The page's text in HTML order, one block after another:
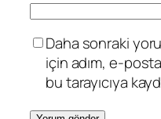
Daha sonraki
için adım, e-
bu tarayıcıya